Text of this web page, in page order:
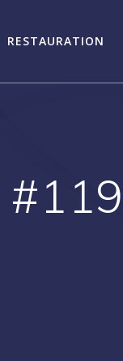
RESTAURATION